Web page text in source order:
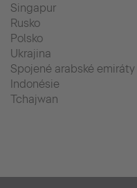
Singapur
Rusko
Polsko
Ukrajina
Spojené arabské emiráty
Indonésie
Tchajwan